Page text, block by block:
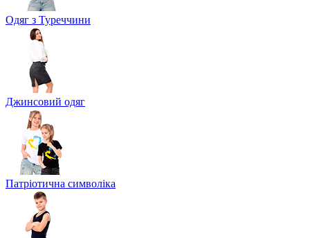
Одяг з Туреччини
Джинсовий одяг
Патріотична символіка